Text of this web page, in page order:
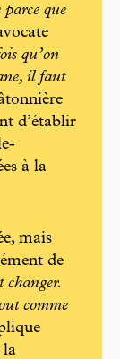
que
qu’on
il faut
d’établir
à la
mais
de
changer.
comme
la